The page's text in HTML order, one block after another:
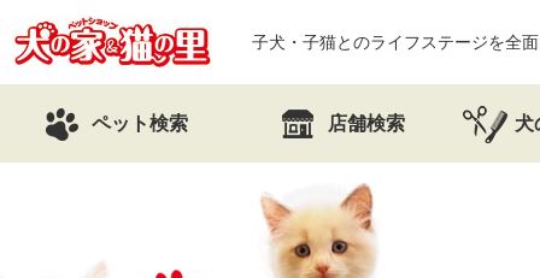
子犬・子猫とのライフステージを全
ペット検索 店舗検索 犬